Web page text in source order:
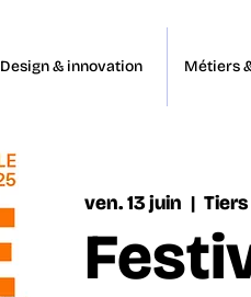
Design & innovation Métiers
ven. 13 juin
  |